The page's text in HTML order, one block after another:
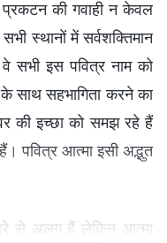
की गवाही न केवल
स्थानों में सर्वशक्तिमान
सभी इस पवित्र नाम को
साथ सहभागिता करने का
की इच्छा को समझ रहे हैं
पवित्र आत्मा इसी अद्भुत
से अलग हैं लेकिन आत्मा